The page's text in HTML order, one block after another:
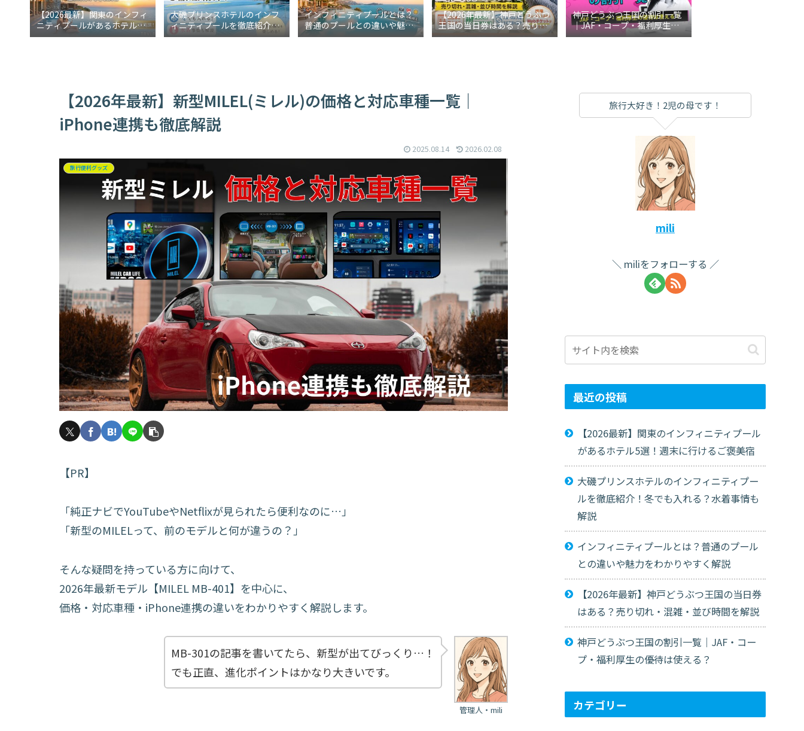
【2026最新】関東のインフィ
ニティプールがあるホテル5
選！週末に行けるご褒美宿
大磯プリンスホテルのインフ
ィニティプールを徹底紹介！
冬でも入れる？水着事情も解
インフィニティプールとは？
普通のプールとの違いや魅力
をわかりやすく解説
【2026年最新】神戸どうぶつ
王国の当日券はある？売り切
れ・混雑・並び時間を解説
神戸どうぶつ王国の割引一覧
｜JAF・コープ・福利厚生の
優待は使える？
【2026年最新】新型MILEL(ミレル)の価格と対応車種一覧｜
iPhone連携も徹底解説
2025.08.14 2026.02.08
旅行便利グッズ
【PR】
「純正ナビでYouTubeやNetflixが見られたら便利なのに…」
「新型のMILELって、前のモデルと何が違うの？」
そんな疑問を持っている方に向けて、
2026年最新モデル【MILEL MB-401】を中心に、
価格・対応車種・iPhone連携の違いをわかりやすく解説します。
管理人・mili
MB-301の記事を書いてたら、新型が出てびっくり…！
でも正直、進化ポイントはかなり大きいです。
旅行大好き！2児の母です！
mili
miliをフォローする
最近の投稿
【2026最新】関東のインフィニティプール
があるホテル5選！週末に行けるご褒美宿
大磯プリンスホテルのインフィニティプー
ルを徹底紹介！冬でも入れる？水着事情も
解説
インフィニティプールとは？普通のプール
との違いや魅力をわかりやすく解説
【2026年最新】神戸どうぶつ王国の当日券
はある？売り切れ・混雑・並び時間を解説
神戸どうぶつ王国の割引一覧｜JAF・コー
プ・福利厚生の優待は使える？
カテゴリー